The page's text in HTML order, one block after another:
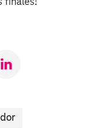
Compartr